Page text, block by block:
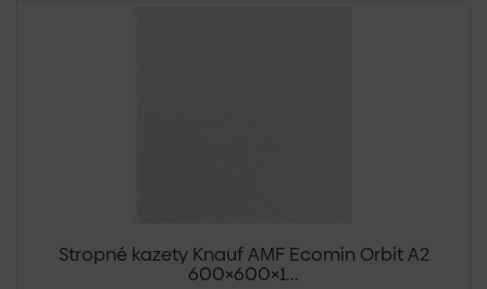
Stropné kazety Knauf AMF Ecomin Orbit A2
600×600×1...